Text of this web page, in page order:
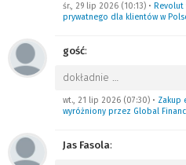
śr., 29 lip 2026 (10:13) • Revolut
prywatnego dla klientów w
gość:
dokładnie …
wt., 21 lip 2026 (07:30) • Zakup
wyróżniony przez Global
Jas Fasola: